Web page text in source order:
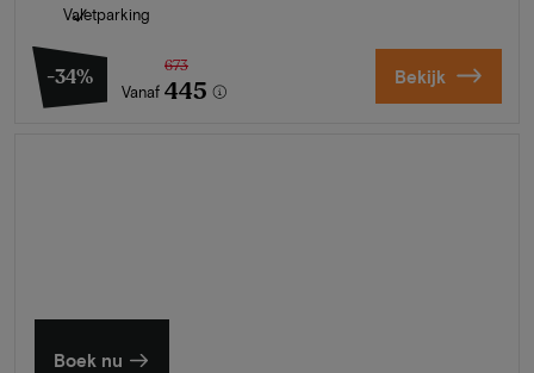
Valetparking
-34%
Vanaf
673
445 Bekijk
Boek nu